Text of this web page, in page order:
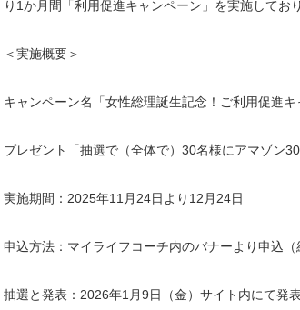
り1か月間「利用促進キャンペーン」を実施してお
＜実施概要＞
キャンペーン名「女性総理誕生記念！ご利用促進キ
プレゼント「抽選で（全体で）30名様にアマゾン
実施期間：2025年11月24日より12月24日
申込方法：マイライフコーチ内のバナーより申込
抽選と発表：2026年1月9日（金）サイト内にて発